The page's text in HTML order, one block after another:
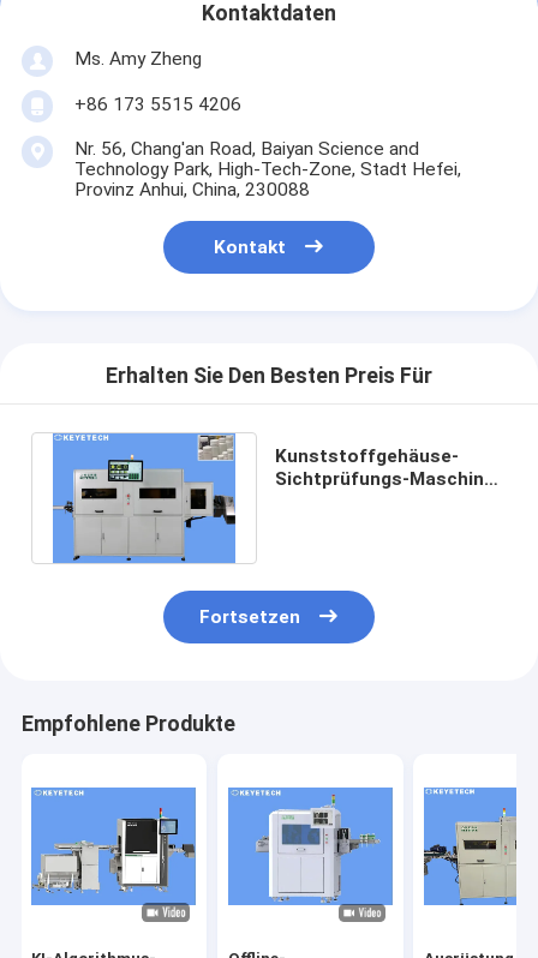
Kontaktdaten
Ms. Amy Zheng
+86 173 5515 4206
Nr. 56, Chang'an Road, Baiyan Science and
Technology Park, High-Tech-Zone, Stadt Hefei,
Provinz Anhui, China, 230088
Kontakt
Erhalten Sie Den Besten Preis Für
Kunststoffgehäuse-
Sichtprüfungs-Maschine
Fortsetzen
Empfohlene Produkte